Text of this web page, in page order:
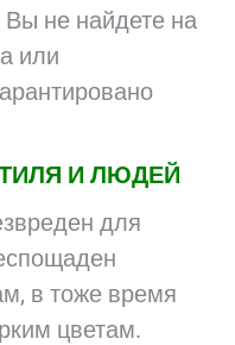
не найдете на
или
И ЛЮДЕЙ
для
в тоже время
цветам.